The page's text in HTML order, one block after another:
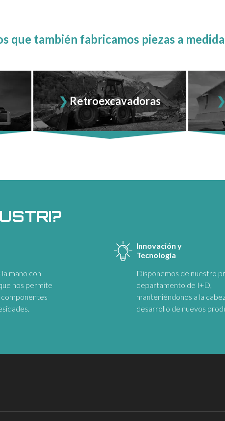
que también fabricamos piezas a medida
Retroexcavadoras
mano con
nos permite
Innovación y
Tecnología
Disponemos de nuestro
departamento de I+D,
manteniéndonos a la
desarrollo de nuevos